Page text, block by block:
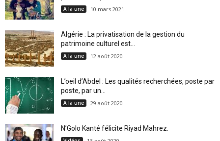
A la une 10 mars 2021
Algérie : La privatisation de la gestion du
patrimoine culturel est...
A la une 12 août 2020
L’oeil d’Abdel : Les qualités recherchées, poste par
poste, par un...
A la une 29 août 2020
N’Golo Kanté félicite Riyad Mahrez.